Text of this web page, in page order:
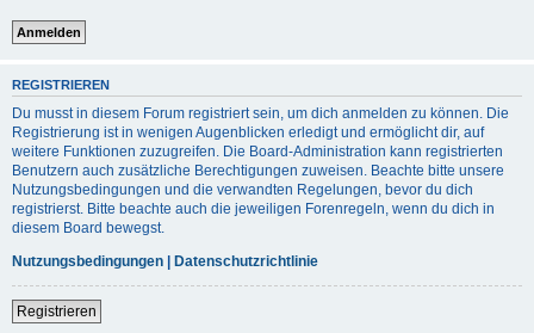
REGISTRIEREN
Du musst in diesem Forum registriert sein, um dich anmelden zu können. Die
Registrierung ist in wenigen Augenblicken erledigt und ermöglicht dir, auf
weitere Funktionen zuzugreifen. Die Board-Administration kann registrierten
Benutzern auch zusätzliche Berechtigungen zuweisen. Beachte bitte unsere
Nutzungsbedingungen und die verwandten Regelungen, bevor du dich
registrierst. Bitte beachte auch die jeweiligen Forenregeln, wenn du dich in
diesem Board bewegst.
Nutzungsbedingungen | Datenschutzrichtlinie
Registrieren